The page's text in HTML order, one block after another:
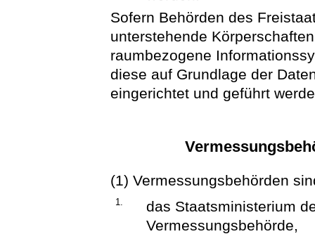
Sofern Behörden des
unterstehende
raumbezogene
diese auf Grundlage der
eingerichtet und geführt
(1) Vermessungsbehörden
1.
das Staatsministerium
Vermessungsbehörde,